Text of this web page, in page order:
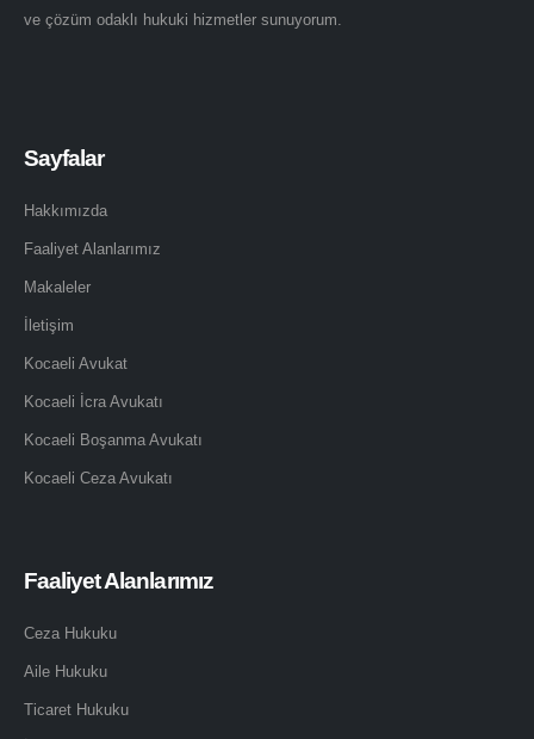
ve çözüm odaklı hukuki hizmetler sunuyorum.
Sayfalar
Hakkımızda
Faaliyet Alanlarımız
Makaleler
İletişim
Kocaeli Avukat
Kocaeli İcra Avukatı
Kocaeli Boşanma Avukatı
Kocaeli Ceza Avukatı
Faaliyet Alanlarımız
Ceza Hukuku
Aile Hukuku
Ticaret Hukuku